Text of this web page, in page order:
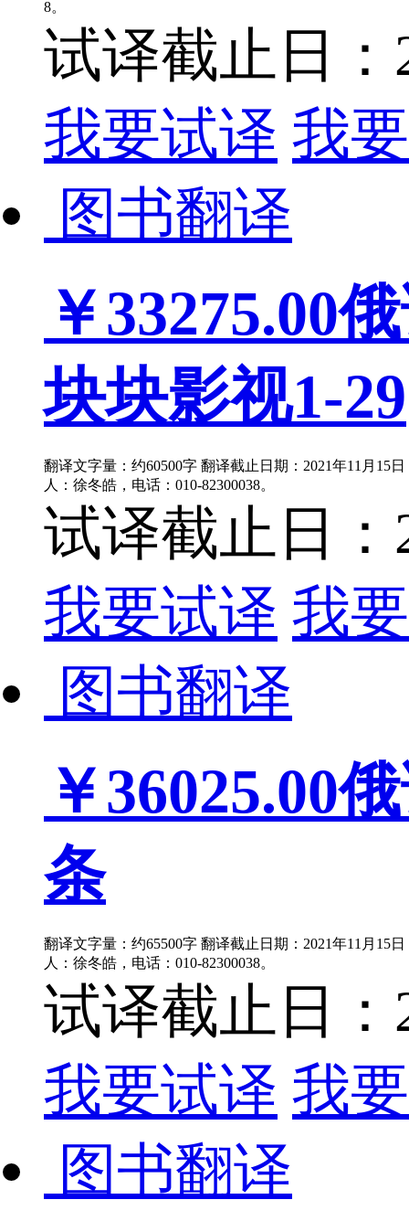
8。
试译截止日：
我要试译 我
图书翻译
￥33275.00
块块影视1-29
翻译文字量：约60500字 翻译截止日期：2021年11月15
人：徐冬皓，电话：010-82300038。
试译截止日：
我要试译 我
图书翻译
￥36025.00
条
翻译文字量：约65500字 翻译截止日期：2021年11月15
人：徐冬皓，电话：010-82300038。
试译截止日：
我要试译 我
图书翻译